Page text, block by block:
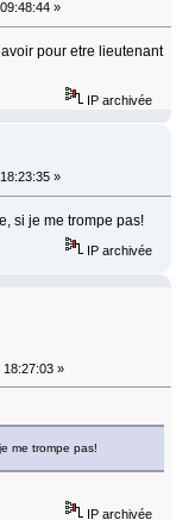
»
pour etre lieutenant
IP archivée
»
si je me trompe pas!
IP archivée
»
me trompe pas!
IP archivée